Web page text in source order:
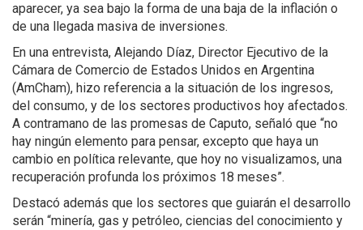
aparecer, ya sea bajo la forma de una baja de la inflación o
de una llegada masiva de inversiones.
En una entrevista, Alejando Díaz, Director Ejecutivo de la
Cámara de Comercio de Estados Unidos en Argentina
(AmCham), hizo referencia a la situación de los ingresos,
del consumo, y de los sectores productivos hoy afectados.
A contramano de las promesas de Caputo, señaló que “no
hay ningún elemento para pensar, excepto que haya un
cambio en política relevante, que hoy no visualizamos, una
recuperación profunda los próximos 18 meses”.
Destacó además que los sectores que guiarán el desarrollo
serán “minería, gas y petróleo, ciencias del conocimiento y